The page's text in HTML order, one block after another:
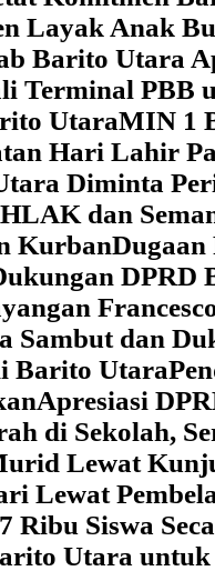
Layak Anak
Barito Utara
Terminal PBB
UtaraMIN 1
Hari Lahir
Diminta
dan
KurbanDugaan
DPRD
Sambut dan
Barito Utara
Apresiasi
di Sekolah,
Lewat
Lewat
Siswa
Utara